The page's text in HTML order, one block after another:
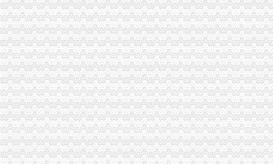
重庆0元注册公司
【天津恩华企业孵化器有限公司_科技型企业直补2万虚拟0元注册】-
盈重庆时时2期计划表_盈重庆时时2期计划表【票公司】
重庆免费注册公司
重庆公司注册服务新产品
重庆代帐|重庆公司注册-重庆财务/审计/注册-重庆招贴网